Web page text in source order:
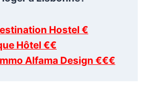
Hostel €
Hôtel €€
Alfama Design €€€